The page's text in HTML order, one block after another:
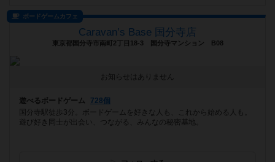
ボードゲームカフェ
Caravan’s Base 国分寺店
東京都国分寺市南町2丁目18-3 国分寺マンション B08
お知らせはありません
遊べるボードゲーム
728個
国分寺駅徒歩3分。ボードゲームを好きな人も、これから始める人も。
遊び好き同士が出会い、つながる、みんなの秘密基地。